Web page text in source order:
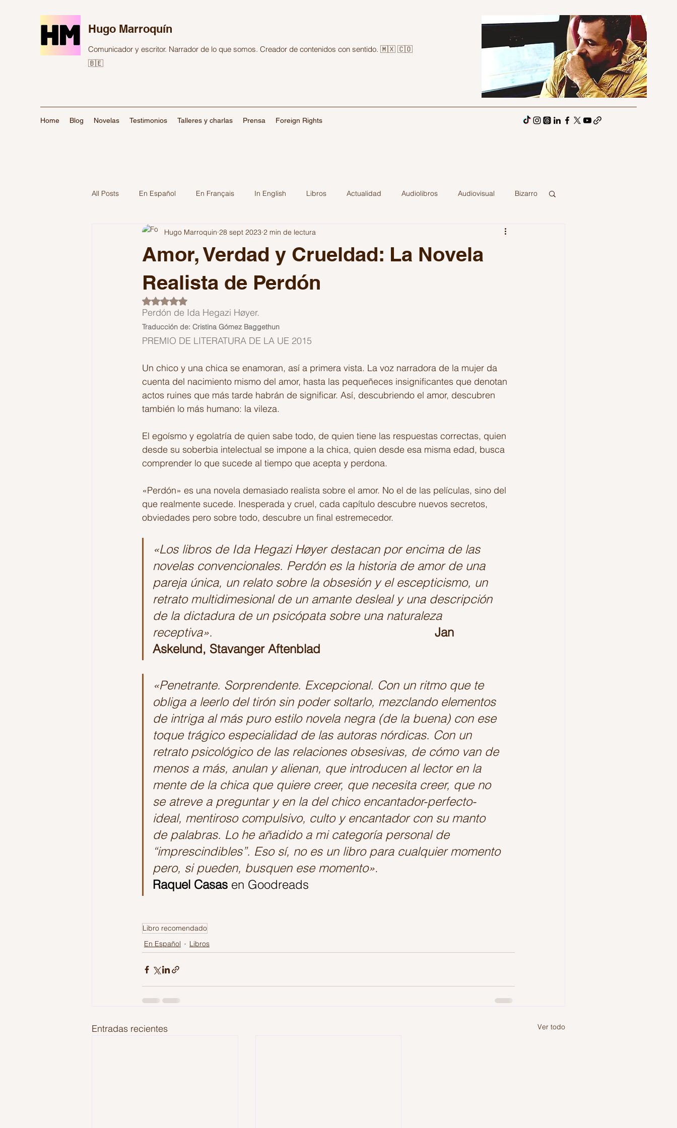
Hugo Marroquín
Comunicador y escritor. Narrador de lo que somos. Creador de contenidos con sentido. 🇲🇽 🇨🇴
🇧🇪
Home Blog Novelas Testimonios Talleres y charlas Prensa Foreign Rights
All Posts En Español En Français In English Libros Actualidad Audiolibros Audiovisual Bizarro
Comunicación Colombia Escribir Festivales
Reflexiones Podcast Política Viajes Gaming
Amor, Verdad y Crueldad: La Novela
Realista de Perdón
Hugo Marroquin 28 sept 2023 2 min de lectura
Obtuvo NaN de 5 estrellas.
Perdón de Ida Hegazi Høyer.
Traducción de: Cristina Gómez Baggethun
PREMIO DE LITERATURA DE LA UE 2015
Un chico y una chica se enamoran, así a primera vista. La voz narradora de la mujer da
cuenta del nacimiento mismo del amor, hasta las pequeñeces insignificantes que denotan
actos ruines que más tarde habrán de significar. Así, descubriendo el amor, descubren
también lo más humano: la vileza.
El egoísmo y egolatría de quien sabe todo, de quien tiene las respuestas correctas, quien
desde su soberbia intelectual se impone a la chica, quien desde esa misma edad, busca
comprender lo que sucede al tiempo que acepta y perdona.
«Perdón» es una novela demasiado realista sobre el amor. No el de las películas, sino del
que realmente sucede. Inesperada y cruel, cada capítulo descubre nuevos secretos,
obviedades pero sobre todo, descubre un final estremecedor.
«Los libros de Ida Hegazi Høyer destacan por encima de las
novelas convencionales. Perdón es la historia de amor de una
pareja única, un relato sobre la obsesión y el escepticismo, un
retrato multidimesional de un amante desleal y una descripción
de la dictadura de un psicópata sobre una naturaleza
receptiva».
Jan
Askelund, Stavanger Aftenblad
«Penetrante. Sorprendente. Excepcional. Con un ritmo que te
obliga a leerlo del tirón sin poder soltarlo, mezclando elementos
de intriga al más puro estilo novela negra (de la buena) con ese
toque trágico especialidad de las autoras nórdicas. Con un
retrato psicológico de las relaciones obsesivas, de cómo van de
menos a más, anulan y alienan, que introducen al lector en la
mente de la chica que quiere creer, que necesita creer, que no
se atreve a preguntar y en la del chico encantador-perfecto-
ideal, mentiroso compulsivo, culto y encantador con su manto
de palabras. Lo he añadido a mi categoría personal de
“imprescindibles”. Eso sí, no es un libro para cualquier momento
pero, si pueden, busquen ese momento»
Raquel Casas en Goodreads
Libro recomendado
En Español
Libros
Entradas recientes Ver todo